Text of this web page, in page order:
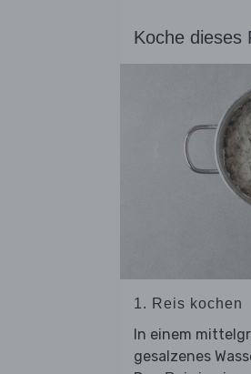
Koche dieses
1. Reis kochen
In einem
gesalzenes